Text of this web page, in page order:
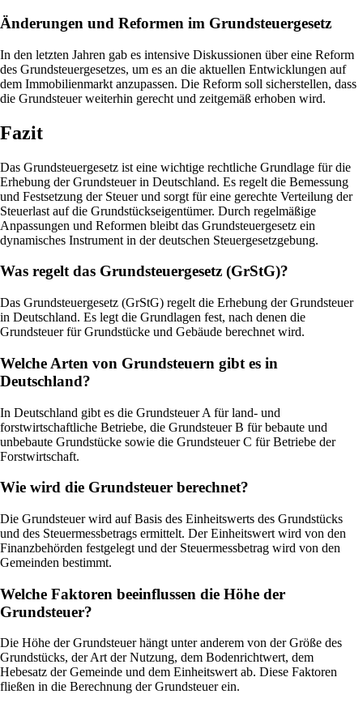
Änderungen und Reformen im Grundsteuergesetz
In den letzten Jahren gab es intensive Diskussionen über eine Reform
des Grundsteuergesetzes, um es an die aktuellen Entwicklungen auf
dem Immobilienmarkt anzupassen. Die Reform soll sicherstellen, dass
die Grundsteuer weiterhin gerecht und zeitgemäß erhoben wird.
Fazit
Das Grundsteuergesetz ist eine wichtige rechtliche Grundlage für die
Erhebung der Grundsteuer in Deutschland. Es regelt die Bemessung
und Festsetzung der Steuer und sorgt für eine gerechte Verteilung der
Steuerlast auf die Grundstückseigentümer. Durch regelmäßige
Anpassungen und Reformen bleibt das Grundsteuergesetz ein
dynamisches Instrument in der deutschen Steuergesetzgebung.
Was regelt das Grundsteuergesetz (GrStG)?
Das Grundsteuergesetz (GrStG) regelt die Erhebung der Grundsteuer
in Deutschland. Es legt die Grundlagen fest, nach denen die
Grundsteuer für Grundstücke und Gebäude berechnet wird.
Welche Arten von Grundsteuern gibt es in
Deutschland?
In Deutschland gibt es die Grundsteuer A für land- und
forstwirtschaftliche Betriebe, die Grundsteuer B für bebaute und
unbebaute Grundstücke sowie die Grundsteuer C für Betriebe der
Forstwirtschaft.
Wie wird die Grundsteuer berechnet?
Die Grundsteuer wird auf Basis des Einheitswerts des Grundstücks
und des Steuermessbetrags ermittelt. Der Einheitswert wird von den
Finanzbehörden festgelegt und der Steuermessbetrag wird von den
Gemeinden bestimmt.
Welche Faktoren beeinflussen die Höhe der
Grundsteuer?
Die Höhe der Grundsteuer hängt unter anderem von der Größe des
Grundstücks, der Art der Nutzung, dem Bodenrichtwert, dem
Hebesatz der Gemeinde und dem Einheitswert ab. Diese Faktoren
fließen in die Berechnung der Grundsteuer ein.